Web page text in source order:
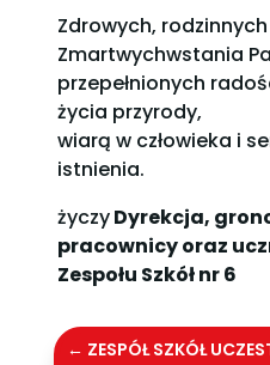
Zdrowych,
Zmartwychwstania
przepełnionych
życia przyrody,
wiarą w człowieka i
istnienia.
życzyDyrekcja,
pracownicy oraz
Zespołu Szkół nr 6
← ZESPÓŁ SZKÓŁ